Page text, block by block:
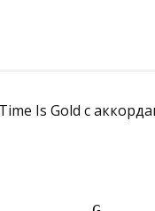
Is Gold с